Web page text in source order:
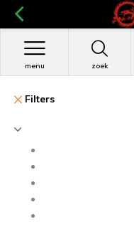
zoek
menu
Filters